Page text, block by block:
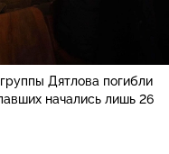
Дятлова погибли
начались лишь 26